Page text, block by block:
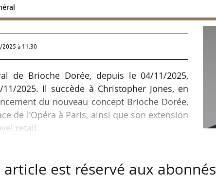
général
à 11:30
de Brioche Dorée, depuis le 04/11/2025,
2025. Il succède à Christopher Jones, en
du nouveau concept Brioche Dorée,
de l’Opéra à Paris, ainsi que son extension
retail.
lancé en 2024, accélérer le développement
article est réservé aux abonnés